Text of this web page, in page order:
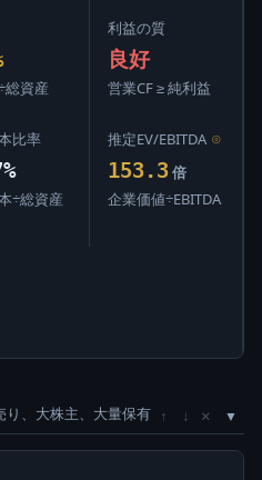
総資産
利益の質
良好
営業CF ≥ 純利益
比率
÷総資産
推定EV/EBITDA ⊙
153.3 倍
企業価値÷EBITDA
り、大株主、大量保有 ↑ ↓ ×